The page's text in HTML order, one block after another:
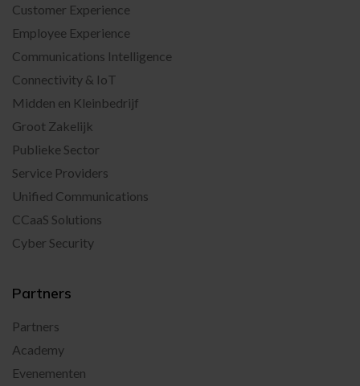
Customer Experience
Employee Experience
Communications Intelligence
Connectivity & IoT
Midden en Kleinbedrijf
Groot Zakelijk
Publieke Sector
Service Providers
Unified Communications
CCaaS Solutions
Cyber Security
Partners
Partners
Academy
Evenementen